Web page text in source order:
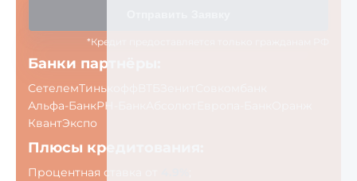
*Кредит предоставляется только гражданам РФ
Банки партнёры:
СетелемТинькофф
Альфа-БанкРН-Банк
КвантЭкспо
Плюсы кредитования:
Процентная ставка от